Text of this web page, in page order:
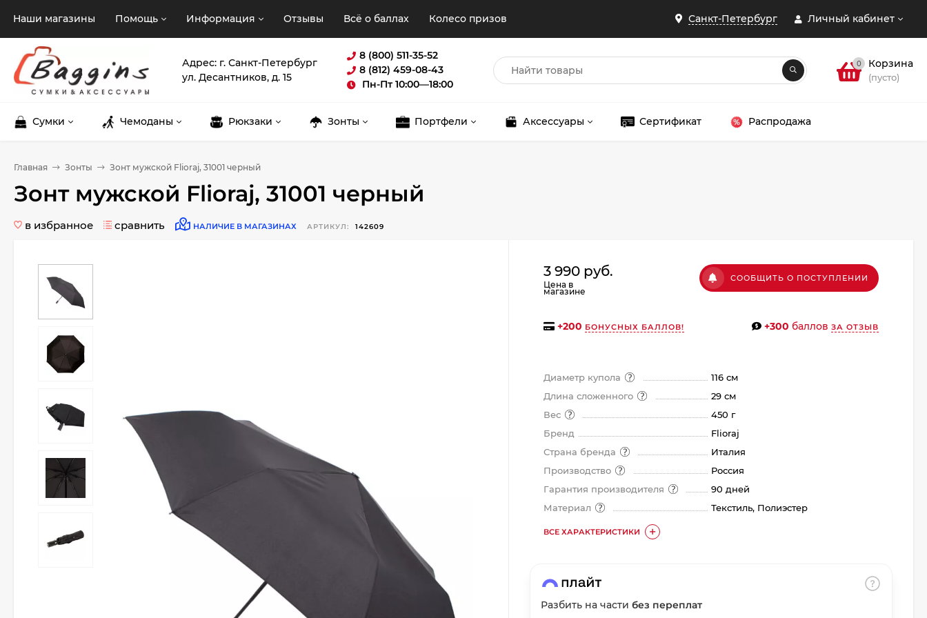
Санкт-Петербург Личный кабинет
Наши магазины Помощь Информация Отзывы Всё о баллах Колесо призов
Адрес: г. Санкт-Петербург
ул. Десантников, д. 15
8 (800) 511-35-52
8 (812) 459-08-43
Пн-Пт 10:00—18:00
0 Корзина
(пусто)
Сумки Чемоданы Рюкзаки Зонты Портфели Аксессуары Сертификат Распродажа
Главная Зонты Зонт мужской Flioraj, 31001 черный
Зонт мужской Flioraj, 31001 черный
в избранное сравнить НАЛИЧИЕ В МАГАЗИНАХ АРТИКУЛ: 142609
3 990 руб.
Цена в
магазине
СООБЩИТЬ О ПОСТУПЛЕНИИ
+200 БОНУСНЫХ БАЛЛОВ! +300 баллов ЗА ОТЗЫВ
Диаметр купола
116 см
Длина сложенного
29 см
Вес
450 г
Бренд
Flioraj
Страна бренда
Италия
Производство
Россия
Гарантия производителя
90 дней
Материал
Текстиль, Полиэстер
ВСЕ ХАРАКТЕРИСТИКИ
Разбить на частибез переплат
Добавляйте товары
Оплачивайте сегодня только
% картой любого банка